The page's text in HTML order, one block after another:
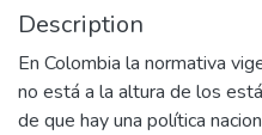
Description
En Colombia la normativa
no está a la altura de los
de que hay una política